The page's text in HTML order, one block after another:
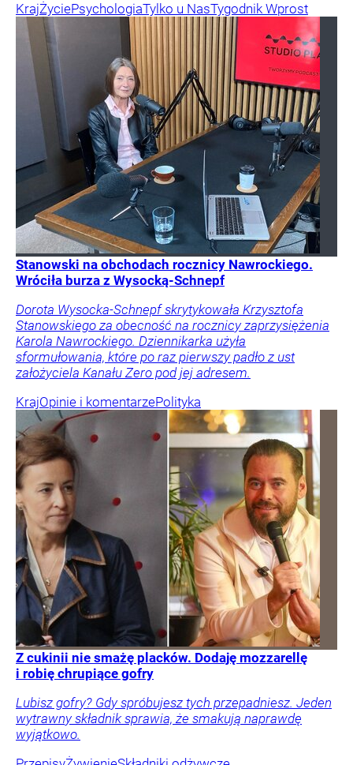
KrajŻyciePsychologiaTylko u NasTygodnik Wprost
Stanowski na obchodach rocznicy Nawrockiego.
Wróciła burza z Wysocką-Schnepf
Dorota Wysocka-Schnepf skrytykowała Krzysztofa
Stanowskiego za obecność na rocznicy zaprzysiężenia
Karola Nawrockiego. Dziennikarka użyła
sformułowania, które po raz pierwszy padło z ust
założyciela Kanału Zero pod jej adresem.
KrajOpinie i komentarzePolityka
Z cukinii nie smażę placków. Dodaję mozzarellę
i robię chrupiące gofry
Lubisz gofry? Gdy spróbujesz tych przepadniesz. Jeden
wytrawny składnik sprawia, że smakują naprawdę
wyjątkowo.